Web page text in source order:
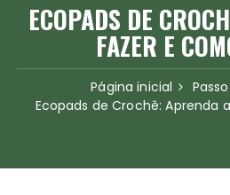
ECOPADS DE
FAZER E
Página inicial
Ecopads de Crochê: Aprenda